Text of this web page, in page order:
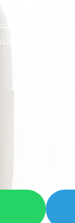
يستخدم
لضمان تنظيف
الجهراء